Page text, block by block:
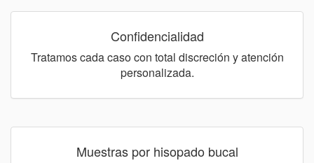
Confidencialidad
Tratamos cada caso con total discreción y atención
personalizada.
Muestras por hisopado bucal